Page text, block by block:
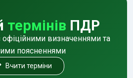
термінів ПДР
офіційними визначеннями та
поясненнями
Вчити терміни